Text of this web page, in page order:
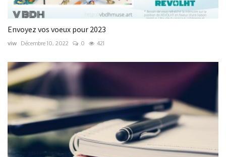
Envoyez vos voeux pour 2023
viw Décembre 10, 2022 0 421